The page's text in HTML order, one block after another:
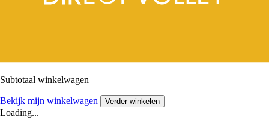
Subtotaal winkelwagen
Bekijk mijn winkelwagen Verder winkelen
Loading...